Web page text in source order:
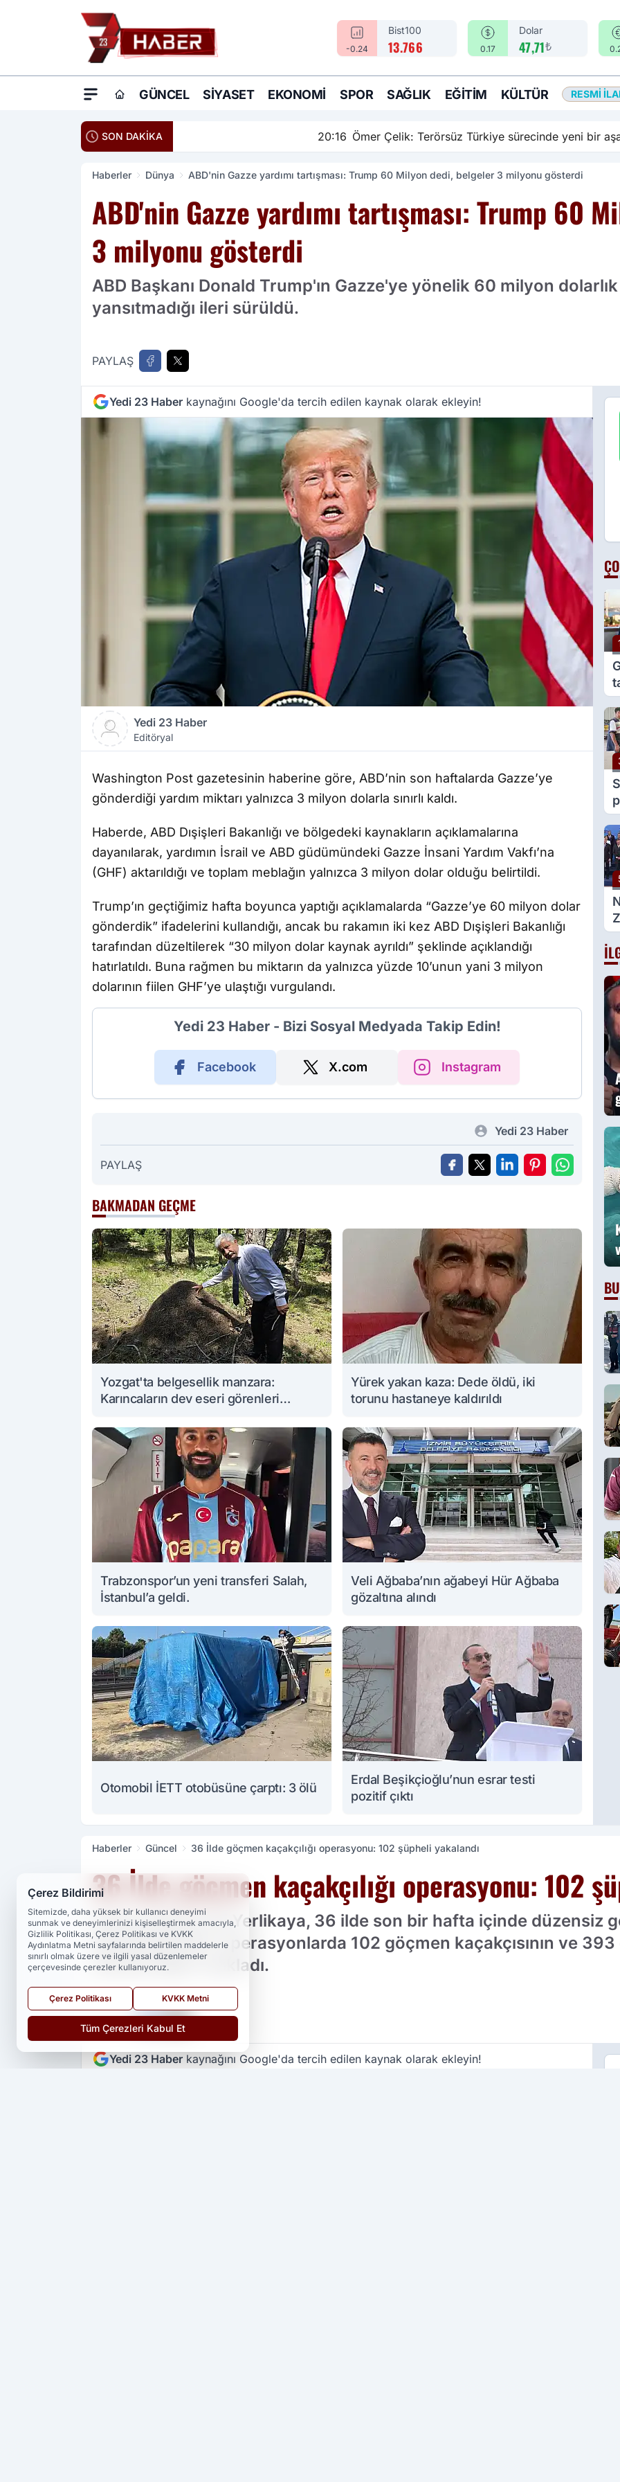
-0.24
Bist100
13.766 0.17
Dolar
47,71₺
GÜNCEL SIYASET EKONOMI SPOR SAĞLIK EĞITIM KÜLTÜR RESMI
SON DAKİKA Ömer Çelik: Terörsüz Türkiye sürecinde yeni bir aşamadayız
Haberler Dünya ABD'nin Gazze yardımı tartışması: Trump 60 Milyon dedi, belgeler 3 milyonu gösterdi
ABD'nin Gazze yardımı tartışması: Trump 60
3 milyonu gösterdi
ABD Başkanı Donald Trump'ın Gazze'ye yönelik 60 milyon dolarlık
yansıtmadığı ileri sürüldü.
PAYLAŞ
Yedi 23 Haber kaynağını Google'da tercih edilen kaynak olarak ekleyin!
Yedi 23 Haber
Editöryal
Washington Post gazetesinin haberine göre, ABD’nin son haftalarda Gazze’ye
gönderdiği yardım miktarı yalnızca 3 milyon dolarla sınırlı kaldı.
Haberde, ABD Dışişleri Bakanlığı ve bölgedeki kaynakların açıklamalarına
dayanılarak, yardımın İsrail ve ABD güdümündeki Gazze İnsani Yardım Vakfı’na
(GHF) aktarıldığı ve toplam meblağın yalnızca 3 milyon dolar olduğu belirtildi.
Trump’ın geçtiğimiz hafta boyunca yaptığı açıklamalarda “Gazze’ye 60 milyon dolar
gönderdik” ifadelerini kullandığı, ancak bu rakamın iki kez ABD Dışişleri Bakanlığı
tarafından düzeltilerek “30 milyon dolar kaynak ayrıldı” şeklinde açıklandığı
hatırlatıldı. Buna rağmen bu miktarın da yalnızca yüzde 10’unun yani 3 milyon
dolarının fiilen GHF’ye ulaştığı vurgulandı.
Yedi 23 Haber - Bizi Sosyal Medyada Takip Edin!
Facebook X.com Instagram
Yedi 23 Haber
PAYLAŞ
BAKMADAN GEÇME
Yozgat'ta belgesellik manzara:
Karıncaların dev eseri görenleri
Yürek yakan kaza: Dede öldü, iki
torunu hastaneye kaldırıldı
Trabzonspor’un yeni transferi Salah,
İstanbul’a geldi.
Veli Ağbaba’nın ağabeyi Hür Ağbaba
gözaltına alındı
Otomobil İETT otobüsüne çarptı: 3 ölü
Erdal Beşikçioğlu’nun esrar testi
pozitif çıktı
Haberler Güncel 36 İlde göçmen kaçakçılığı operasyonu: 102 şüpheli yakalandı
36 İlde göçmen kaçakçılığı operasyonu: 102
İçişleri Bakanı Ali Yerlikaya, 36 ilde son bir hafta içinde düzensiz
gerçekleştirilen operasyonlarda 102 göçmen kaçakçısının ve
yakalandığını açıkladı.
PAYLAŞ
Yedi 23 Haber kaynağını Google'da tercih edilen kaynak olarak ekleyin!
Çerez Bildirimi
Sitemizde, daha yüksek bir kullanıcı deneyimi
sunmak ve deneyimlerinizi kişiselleştirmek amacıyla,
Gizlilik Politikası, Çerez Politikası ve KVKK
Aydınlatma Metni sayfalarında belirtilen maddelerle
sınırlı olmak üzere ve ilgili yasal düzenlemeler
çerçevesinde çerezler kullanıyoruz.
Çerez Politikası KVKK Metni
Tüm Çerezleri Kabul Et